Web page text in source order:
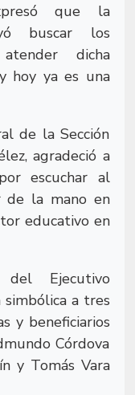
que la
buscar los
dicha
hoy ya es una
de la Sección
agradeció a
escuchar al
de la mano en
educativo en
Ejecutivo
a tres
y beneficiarios
Córdova
y Tomás Vara